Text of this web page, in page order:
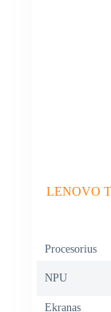
LENOVO
Procesorius
NPU
Ekranas